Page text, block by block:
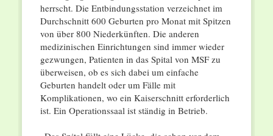
herrscht. Die Entbindungsstation verzeichnet im
Durchschnitt 600 Geburten pro Monat mit Spitzen
von über 800 Niederkünften. Die anderen
medizinischen Einrichtungen sind immer wieder
gezwungen, Patienten in das Spital von MSF zu
überweisen, ob es sich dabei um einfache
Geburten handelt oder um Fälle mit
Komplikationen, wo ein Kaiserschnitt erforderlich
ist. Ein Operationssaal ist ständig in Betrieb.